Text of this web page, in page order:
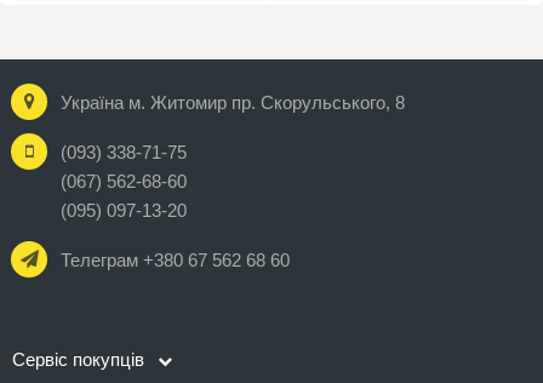
Україна м. Житомир пр. Скорульського, 8
(093) 338-71-75
(067) 562-68-60
(095) 097-13-20
Телеграм +380 67 562 68 60
Сервіс покупців